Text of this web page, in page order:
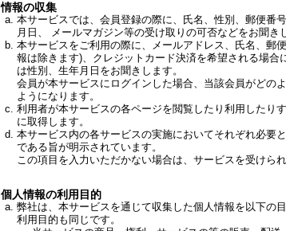
情報の収集
本サービスでは、会員登録の際に、氏名、性別、郵便番
月日、 メールマガジン等の受け取りの可否などをお聞き
本サービスをご利用の際に、メールアドレス、氏名、郵
報は除きます)、クレジットカード決済を希望される場
は性別、生年月日をお聞きします。
会員が本サービスにログインした場合、当該会員がどの
ようになります。
利用者が本サービスの各ページを閲覧したり利用したり
に取得します。
本サービス内の各サービスの実施においてそれぞれ必要
である旨が明示されています。
この項目を入力いただかない場合は、サービスを受けら
個人情報の利用目的
弊社は、本サービスを通じて収集した個人情報を以下の
利用目的も同じです。